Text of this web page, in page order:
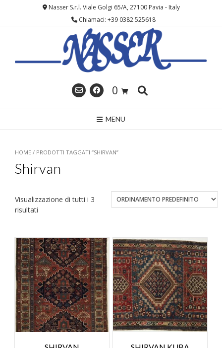
Nasser S.r.l. Viale Golgi 65/A, 27100 Pavia - Italy
Chiamaci: +39 0382 525618
0
MENU
HOME / PRODOTTI TAGGATI “SHIRVAN”
Shirvan
Visualizzazione di tutti i 3
risultati